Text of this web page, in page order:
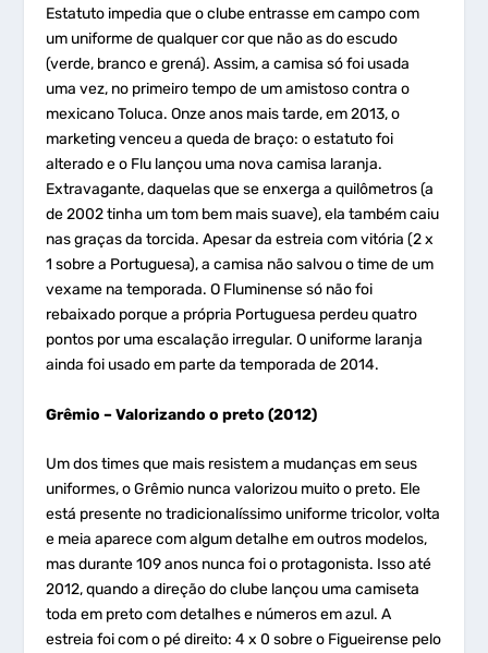
Estatuto impedia que o clube entrasse em campo com
um uniforme de qualquer cor que não as do escudo
(verde, branco e grená). Assim, a camisa só foi usada
uma vez, no primeiro tempo de um amistoso contra o
mexicano Toluca. Onze anos mais tarde, em 2013, o
marketing venceu a queda de braço: o estatuto foi
alterado e o Flu lançou uma nova camisa laranja.
Extravagante, daquelas que se enxerga a quilômetros (a
de 2002 tinha um tom bem mais suave), ela também caiu
nas graças da torcida. Apesar da estreia com vitória (2 x
1 sobre a Portuguesa), a camisa não salvou o time de um
vexame na temporada. O Fluminense só não foi
rebaixado porque a própria Portuguesa perdeu quatro
pontos por uma escalação irregular. O uniforme laranja
ainda foi usado em parte da temporada de 2014.
Grêmio – Valorizando o preto (2012)
Um dos times que mais resistem a mudanças em seus
uniformes, o Grêmio nunca valorizou muito o preto. Ele
está presente no tradicionalíssimo uniforme tricolor, volta
e meia aparece com algum detalhe em outros modelos,
mas durante 109 anos nunca foi o protagonista. Isso até
2012, quando a direção do clube lançou uma camiseta
toda em preto com detalhes e números em azul. A
estreia foi com o pé direito: 4 x 0 sobre o Figueirense pelo